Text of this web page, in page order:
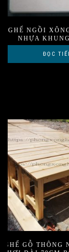
GHẾ NGỒI
NHỰA
ĐỌC
GHẾ GỖ THÔNG